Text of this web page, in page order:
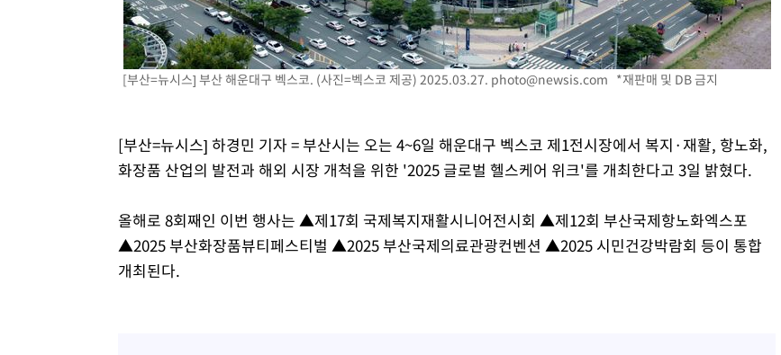
[속보]원·달러 환율, 7.7원 내린 1416.1원 마감
[속보] 노원서 40.1도 관측…서울, 2018년 이후 첫 40도
[속보]종합특검, '계엄 수용공간 확보' 신용해 前교정본부장 기소
외신들도 주목한 韓축구 파문…"국민적 공분에 수사 재개"
[속보]규제합리화위원회 부위원장에 김태유 서울대 공대 교수…이병
[속보]국힘 윤리위, '돌려차기 발언' 진종오·서범수 징계 절차 개시
[부산=뉴시스] 부산 해운대구 벡스코. (사진=벡스코 제공) 2025.03.27. photo@newsis.com *재판매 및 DB 금지
[부산=뉴시스] 하경민 기자 = 부산시는 오는 4~6일 해운대구 벡스코 제1전시장에서 복지·재활, 항노화,
화장품 산업의 발전과 해외 시장 개척을 위한 '2025 글로벌 헬스케어 위크'를 개최한다고 3일 밝혔다.
올해로 8회째인 이번 행사는 ▲제17회 국제복지재활시니어전시회 ▲제12회 부산국제항노화엑스포
▲2025 부산화장품뷰티페스티벌 ▲2025 부산국제의료관광컨벤션 ▲2025 시민건강박람회 등이 통합
개최된다.